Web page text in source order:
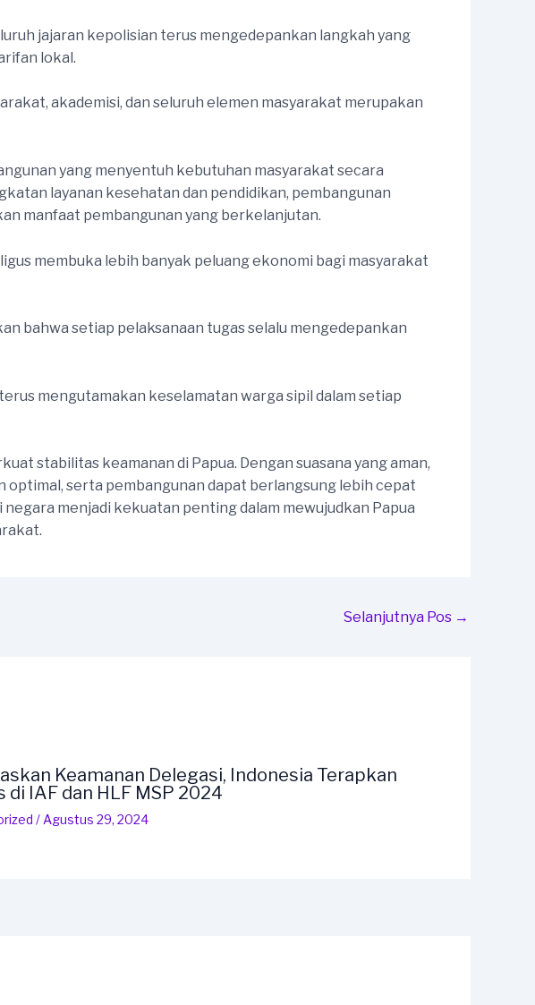
jajaran kepolisian terus mengedepankan langkah yang
lokal.
akademisi, dan seluruh elemen masyarakat merupakan
yang menyentuh kebutuhan masyarakat secara
layanan kesehatan dan pendidikan, pembangunan
manfaat pembangunan yang berkelanjutan.
membuka lebih banyak peluang ekonomi bagi masyarakat
bahwa setiap pelaksanaan tugas selalu mengedepankan
mengutamakan keselamatan warga sipil dalam setiap
stabilitas keamanan di Papua. Dengan suasana yang aman,
serta pembangunan dapat berlangsung lebih cepat
menjadi kekuatan penting dalam mewujudkan Papua
Selanjutnya Pos →
Keamanan Delegasi, Indonesia Terapkan
di IAF dan HLF MSP 2024
/ Agustus 29, 2024